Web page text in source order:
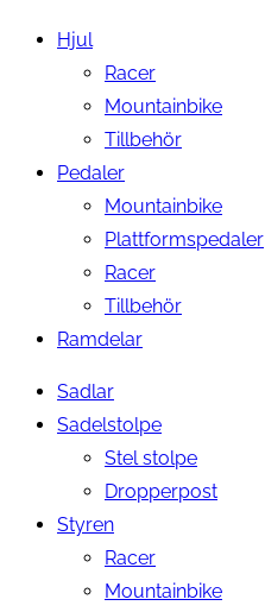
Hjul
Racer
Mountainbike
Tillbehör
Pedaler
Mountainbike
Plattformspedaler
Racer
Tillbehör
Ramdelar
Sadlar
Sadelstolpe
Stel stolpe
Dropperpost
Styren
Racer
Mountainbike